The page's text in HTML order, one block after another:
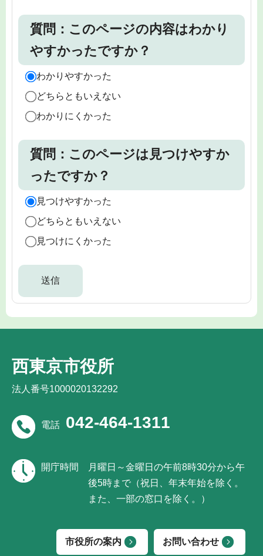
質問：このページの内容はわかり
やすかったですか？
わかりやすかった
どちらともいえない
わかりにくかった
質問：このページは見つけやすか
ったですか？
見つけやすかった
どちらともいえない
見つけにくかった
西東京市役所
法人番号1000020132292
電話 042-464-1311
開庁時間
月曜日～金曜日の午前8時30分から午
後5時まで（祝日、年末年始を除く。
また、一部の窓口を除く。）
市役所の案内 お問い合わせ